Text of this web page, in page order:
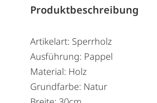
Produktbeschreibung
Artikelart: Sperrholz
Ausführung: Pappel
Material: Holz
Grundfarbe: Natur